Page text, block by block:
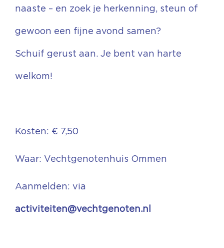
naaste – en zoek je herkenning, steun of
gewoon een fijne avond samen?
Schuif gerust aan. Je bent van harte
welkom!
Kosten: € 7,50
Waar: Vechtgenotenhuis Ommen
Aanmelden: via
activiteiten@vechtgenoten.nl